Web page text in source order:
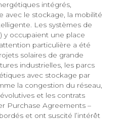
intégrés,
avec le stockage, la mobilité
Les systèmes de
y occupaient une place
particulière a été
solaires de grande
industrielles, les parcs
avec stockage par
la congestion du réseau,
et les contrats
Purchase Agreements –
et ont suscité l’intérêt